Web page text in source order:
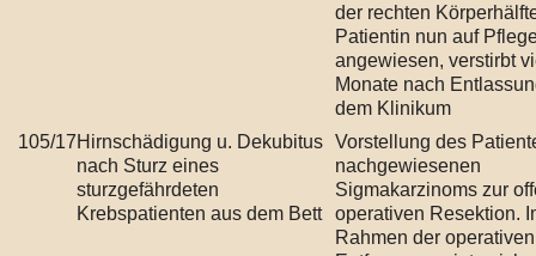
der rechten
Patientin nun auf
angewiesen, verstirbt
Monate nach
dem Klinikum
105/17Hirnschädigung u. Dekubitus
nach Sturz eines
sturzgefährdeten
Krebspatienten aus dem Bett
Vorstellung des
nachgewiesenen
Sigmakarzinoms zur
operativen Resektion.
Rahmen der operativen